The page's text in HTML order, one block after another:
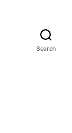
Search